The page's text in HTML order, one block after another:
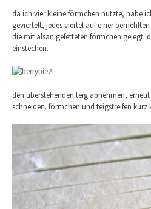
da ich vier kleine förmchen nutzte, habe
geviertelt, jedes viertel auf einer
die mit alsan gefetteten förmchen gelegt.
einstechen.
den überstehenden teig abnehmen,
schneiden. förmchen und teigstreifen kurz